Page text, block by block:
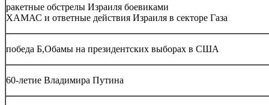
ракетные обстрелы Израиля боевиками
ХАМАС и ответные действия Израиля в секторе Газа
победа Б,Обамы на президентских выборах в США
60-летие Владимира Путина